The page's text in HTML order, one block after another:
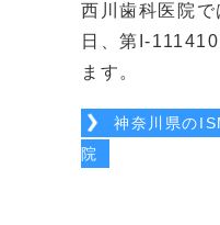
西川歯科医院
日、第I-
ます。
神奈川県の
院